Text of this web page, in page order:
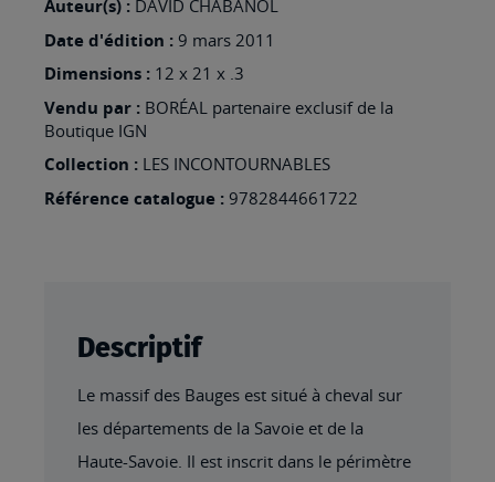
Auteur(s) : DAVID CHABANOL
Date d'édition : 9 mars 2011
Dimensions : 12 x 21 x .3
Vendu par : BORÉAL partenaire exclusif de la
Boutique IGN
Collection : LES INCONTOURNABLES
Référence catalogue : 9782844661722
Descriptif
Le massif des Bauges est situé à cheval sur
les départements de la Savoie et de la
Haute-Savoie. Il est inscrit dans le périmètre